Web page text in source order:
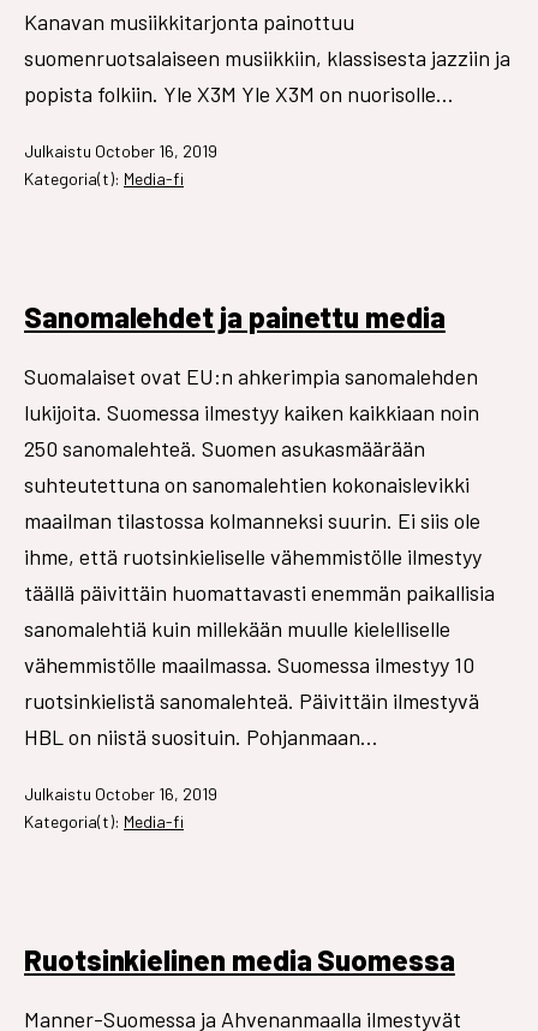
Kanavan musiikkitarjonta painottuu
suomenruotsalaiseen musiikkiin, klassisesta jazziin ja
popista folkiin. Yle X3M Yle X3M on nuorisolle…
Julkaistu October 16, 2019
Kategoria(t): Media-fi
Sanomalehdet ja painettu media
Suomalaiset ovat EU:n ahkerimpia sanomalehden
lukijoita. Suomessa ilmestyy kaiken kaikkiaan noin
250 sanomalehteä. Suomen asukasmäärään
suhteutettuna on sanomalehtien kokonaislevikki
maailman tilastossa kolmanneksi suurin. Ei siis ole
ihme, että ruotsinkieliselle vähemmistölle ilmestyy
täällä päivittäin huomattavasti enemmän paikallisia
sanomalehtiä kuin millekään muulle kielelliselle
vähemmistölle maailmassa. Suomessa ilmestyy 10
ruotsinkielistä sanomalehteä. Päivittäin ilmestyvä
HBL on niistä suosituin. Pohjanmaan…
Julkaistu October 16, 2019
Kategoria(t): Media-fi
Ruotsinkielinen media Suomessa
Manner-Suomessa ja Ahvenanmaalla ilmestyvät